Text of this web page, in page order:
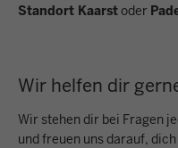
Standort Kaarstoder
Wir helfen dir
Wir stehen dir bei Fragen
und freuen uns darauf,